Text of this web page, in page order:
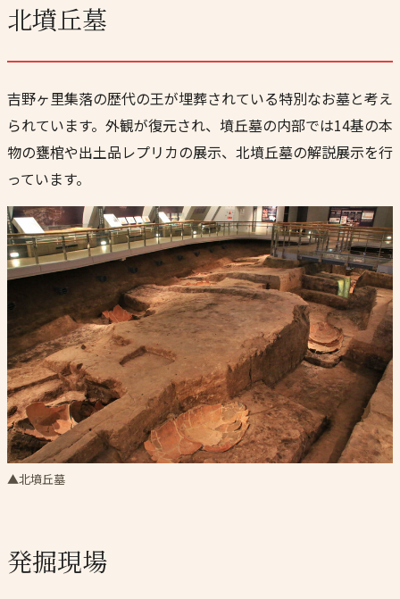
北墳丘墓
吉野ヶ里集落の歴代の王が埋葬されている特別なお墓と考え
られています。外観が復元され、墳丘墓の内部では14基の本
物の甕棺や出土品レプリカの展示、北墳丘墓の解説展示を行
っています。
▲北墳丘墓
発掘現場